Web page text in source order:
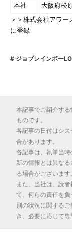
本社
大阪府松
＞＞株式会社アワ
に登録
ジョブレインボー
本記事でご紹介す
ものです。
各記事の日付はシ
合があります。
各記事は、執筆当
新の情報とは異な
る場合がございます
また、当社は、読
て、何らの責任を
別の状況に関する
き、必要に応じて専